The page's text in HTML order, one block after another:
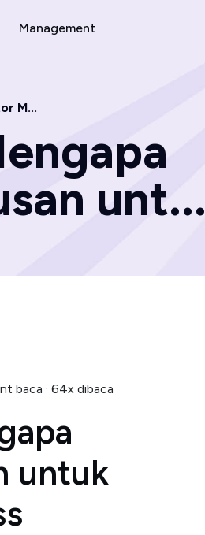
Management
M...
unt...
baca · 64x dibaca
untuk